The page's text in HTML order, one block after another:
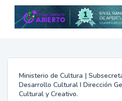
Ministerio de Cultura |
Desarrollo Cultural I Dirección
Cultural y Creativo.